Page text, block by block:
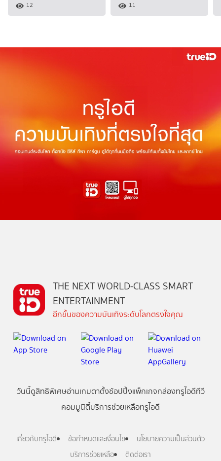
12 11
THE NEXT WORLD-CLASS SMART
ENTERTAINMENT
อีกขั้นของความบันเทิงระดับโลกตรงใจคุณ
วันนี้ดูสิทธิพิเศษอ่านเกมตาตั้งช้อปปิ้งแพ็กเกจกล่องทรูไอดีทีวี
คอมมูนิตี้บริการช่วยเหลือทรูไอดี
เกี่ยวกับทรูไอดี ข้อกำหนดและเงื่อนไข
นโยบายความเป็นส่วนตัว
บริการช่วยเหลือ
ติดต่อเรา